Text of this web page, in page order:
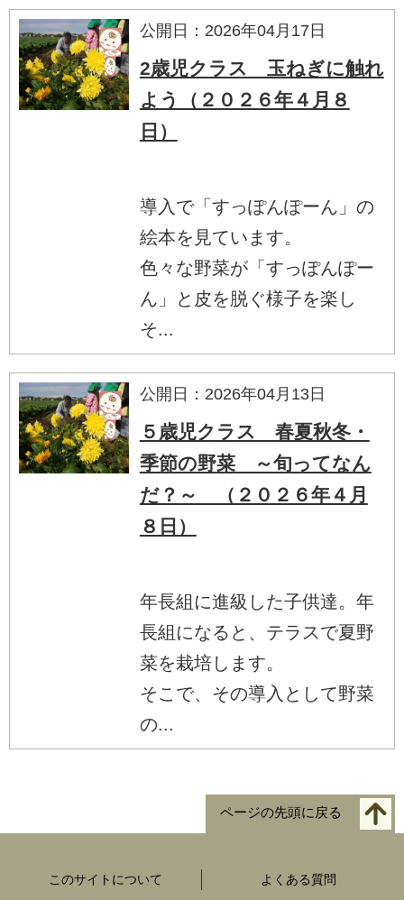
公開日：2026年04月17日
2歳児クラス 玉ねぎに触れ
よう（２０２６年４月８
日）
導入で「すっぽんぽーん」の
絵本を見ています。
色々な野菜が「すっぽんぽー
ん」と皮を脱ぐ様子を楽し
そ...
公開日：2026年04月13日
５歳児クラス 春夏秋冬・
季節の野菜 ～旬ってなん
だ？～ （２０２６年４月
８日）
年長組に進級した子供達。年
長組になると、テラスで夏野
菜を栽培します。
そこで、その導入として野菜
の...
ページの先頭に戻る
このサイトについて よくある質問